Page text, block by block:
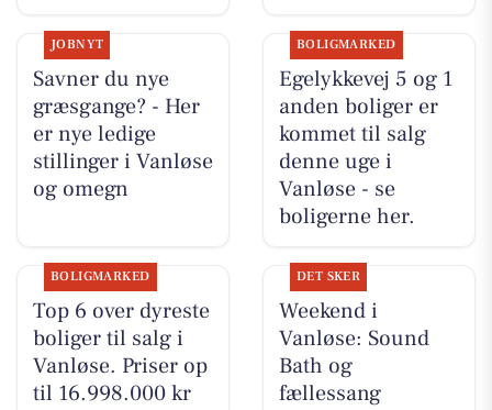
JOBNYT
Savner du nye
græsgange? - Her
er nye ledige
stillinger i Vanløse
og omegn
BOLIGMARKED
Egelykkevej 5 og 1
anden boliger er
kommet til salg
denne uge i
Vanløse - se
boligerne her.
BOLIGMARKED
Top 6 over dyreste
boliger til salg i
Vanløse. Priser op
til 16.998.000 kr
DET SKER
Weekend i
Vanløse: Sound
Bath og
fællessang